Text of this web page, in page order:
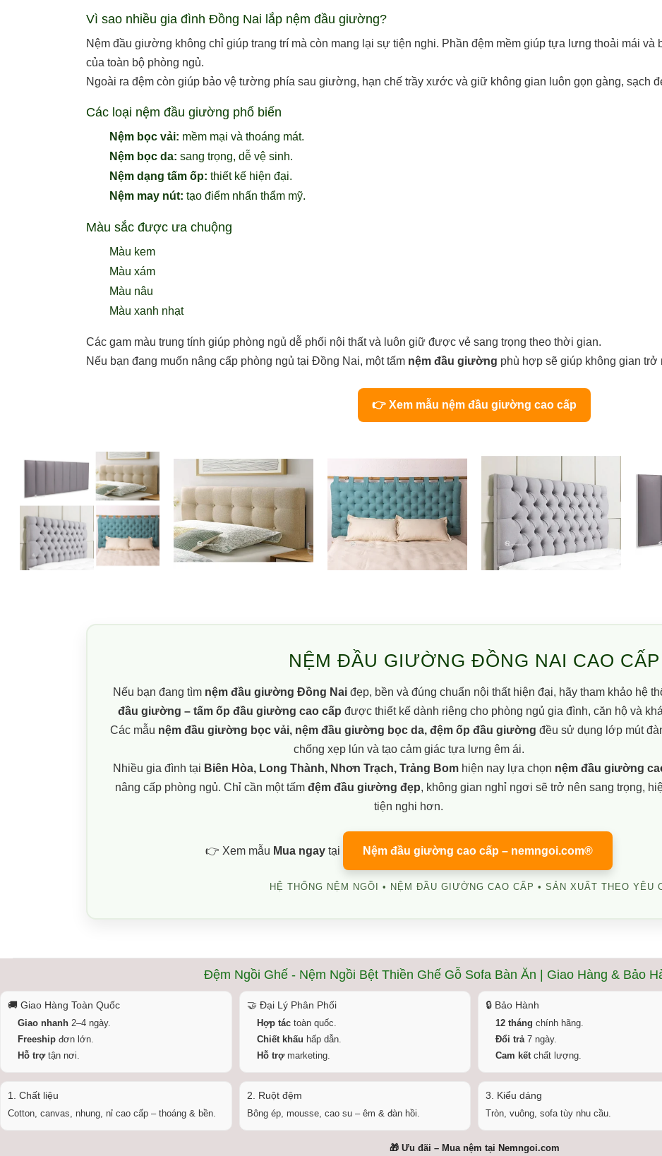
Vì sao nhiều gia đình Đồng Nai lắp nệm đầu giường?
Nệm đầu giường không chỉ giúp trang trí mà còn mang lại sự tiện nghi. Phần đệm mềm giúp tựa lưng thoải mái
của toàn bộ phòng ngủ.
Ngoài ra đệm còn giúp bảo vệ tường phía sau giường, hạn chế trầy xước và giữ không gian luôn gọn gàng, sạch
Các loại nệm đầu giường phổ biến
Nệm bọc vải: mềm mại và thoáng mát.
Nệm bọc da: sang trọng, dễ vệ sinh.
Nệm dạng tấm ốp: thiết kế hiện đại.
Nệm may nút: tạo điểm nhấn thẩm mỹ.
Màu sắc được ưa chuộng
Màu kem
Màu xám
Màu nâu
Màu xanh nhạt
Các gam màu trung tính giúp phòng ngủ dễ phối nội thất và luôn giữ được vẻ sang trọng theo thời gian.
Nếu bạn đang muốn nâng cấp phòng ngủ tại Đồng Nai, một tấm nệm đầu giường phù hợp sẽ giúp không gian
👉 Xem mẫu nệm đầu giường cao cấp
NỆM ĐẦU GIƯỜNG ĐỒNG NAI CAO CẤP
Nếu bạn đang tìm nệm đầu giường Đồng Naiđẹp, bền và đúng chuẩn nội thất hiện đại, hãy tham khảo hệ
đầu giường – tấm ốp đầu giường cao cấp được thiết kế dành riêng cho phòng ngủ gia đình, căn hộ và
Các mẫu nệm đầu giường bọc vải, nệm đầu giường bọc da, đệm ốp đầu giường đều sử dụng lớp mút
chống xẹp lún và tạo cảm giác tựa lưng êm ái.
Nhiều gia đình tại Biên Hòa, Long Thành, Nhơn Trạch, Trảng Bomhiện nay lựa chọn nệm đầu giường
nâng cấp phòng ngủ. Chỉ cần một tấm đệm đầu giường đẹp, không gian nghỉ ngơi sẽ trở nên sang trọng,
tiện nghi hơn.
👉 Xem mẫu Mua ngaytại Nệm đầu giường cao cấp – nemngoi.com®
HỆ THỐNG NỆM NGỒI • NỆM ĐẦU GIƯỜNG CAO CẤP • SẢN XUẤT THEO YÊU
Đệm Ngồi Ghế - Nệm Ngồi Bệt Thiền Ghế Gỗ Sofa Bàn Ăn | Giao Hàng & Bảo
🚚 Giao Hàng Toàn Quốc
Giao nhanh 2–4 ngày.
Freeship đơn lớn.
Hỗ trợtận nơi.
🤝 Đại Lý Phân Phối
Hợp táctoàn quốc.
Chiết khấu hấp dẫn.
Hỗ trợmarketing.
🔒 Bảo Hành
12 tháng chính hãng.
Đổi trả 7 ngày.
Cam kết chất lượng.
1. Chất liệu
Cotton, canvas, nhung, nỉ cao cấp – thoáng & bền.
2. Ruột đệm
Bông ép, mousse, cao su – êm & đàn hồi.
3. Kiểu dáng
Tròn, vuông, sofa tùy nhu cầu.
🎁 Ưu đãi – Mua nệm tại Nemngoi.com